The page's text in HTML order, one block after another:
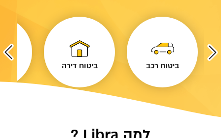
ביטוח רכב ביטוח דירה